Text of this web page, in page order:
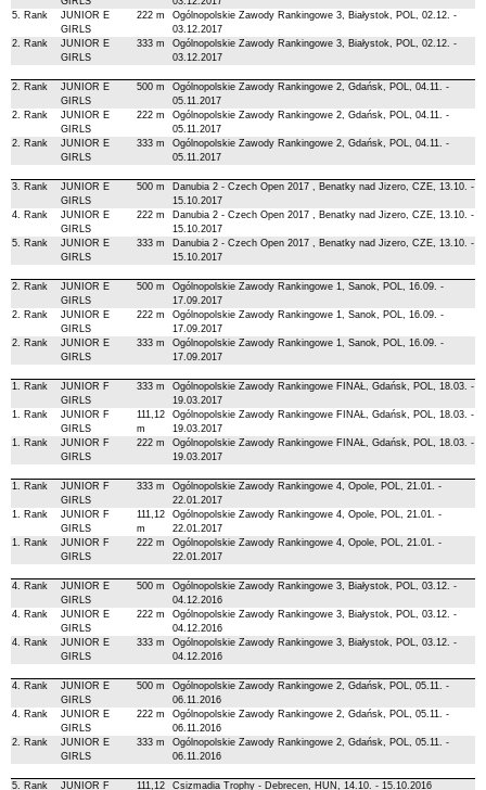
5. Rank
JUNIOR E
GIRLS
222 m
Ogólnopolskie Zawody Rankingowe 3, Białystok, POL, 02.12. -
03.12.2017
2. Rank
JUNIOR E
GIRLS
333 m
Ogólnopolskie Zawody Rankingowe 3, Białystok, POL, 02.12. -
03.12.2017
2. Rank
JUNIOR E
GIRLS
500 m
Ogólnopolskie Zawody Rankingowe 2, Gdańsk, POL, 04.11. -
05.11.2017
2. Rank
JUNIOR E
GIRLS
222 m
Ogólnopolskie Zawody Rankingowe 2, Gdańsk, POL, 04.11. -
05.11.2017
2. Rank
JUNIOR E
GIRLS
333 m
Ogólnopolskie Zawody Rankingowe 2, Gdańsk, POL, 04.11. -
05.11.2017
3. Rank
JUNIOR E
GIRLS
500 m
Danubia 2 - Czech Open 2017 , Benatky nad Jizero, CZE, 13.10. -
15.10.2017
4. Rank
JUNIOR E
GIRLS
222 m
Danubia 2 - Czech Open 2017 , Benatky nad Jizero, CZE, 13.10. -
15.10.2017
5. Rank
JUNIOR E
GIRLS
333 m
Danubia 2 - Czech Open 2017 , Benatky nad Jizero, CZE, 13.10. -
15.10.2017
2. Rank
JUNIOR E
GIRLS
500 m
Ogólnopolskie Zawody Rankingowe 1, Sanok, POL, 16.09. -
17.09.2017
2. Rank
JUNIOR E
GIRLS
222 m
Ogólnopolskie Zawody Rankingowe 1, Sanok, POL, 16.09. -
17.09.2017
2. Rank
JUNIOR E
GIRLS
333 m
Ogólnopolskie Zawody Rankingowe 1, Sanok, POL, 16.09. -
17.09.2017
1. Rank
JUNIOR F
GIRLS
333 m
Ogólnopolskie Zawody Rankingowe FINAŁ, Gdańsk, POL, 18.03. -
19.03.2017
1. Rank
JUNIOR F
GIRLS
111,12
m
Ogólnopolskie Zawody Rankingowe FINAŁ, Gdańsk, POL, 18.03. -
19.03.2017
1. Rank
JUNIOR F
GIRLS
222 m
Ogólnopolskie Zawody Rankingowe FINAŁ, Gdańsk, POL, 18.03. -
19.03.2017
1. Rank
JUNIOR F
GIRLS
333 m
Ogólnopolskie Zawody Rankingowe 4, Opole, POL, 21.01. -
22.01.2017
1. Rank
JUNIOR F
GIRLS
111,12
m
Ogólnopolskie Zawody Rankingowe 4, Opole, POL, 21.01. -
22.01.2017
1. Rank
JUNIOR F
GIRLS
222 m
Ogólnopolskie Zawody Rankingowe 4, Opole, POL, 21.01. -
22.01.2017
4. Rank
JUNIOR E
GIRLS
500 m
Ogólnopolskie Zawody Rankingowe 3, Białystok, POL, 03.12. -
04.12.2016
4. Rank
JUNIOR E
GIRLS
222 m
Ogólnopolskie Zawody Rankingowe 3, Białystok, POL, 03.12. -
04.12.2016
4. Rank
JUNIOR E
GIRLS
333 m
Ogólnopolskie Zawody Rankingowe 3, Białystok, POL, 03.12. -
04.12.2016
4. Rank
JUNIOR E
GIRLS
500 m
Ogólnopolskie Zawody Rankingowe 2, Gdańsk, POL, 05.11. -
06.11.2016
4. Rank
JUNIOR E
GIRLS
222 m
Ogólnopolskie Zawody Rankingowe 2, Gdańsk, POL, 05.11. -
06.11.2016
2. Rank
JUNIOR E
GIRLS
333 m
Ogólnopolskie Zawody Rankingowe 2, Gdańsk, POL, 05.11. -
06.11.2016
5. Rank
JUNIOR F
111,12
Csizmadia Trophy - Debrecen, HUN, 14.10. - 15.10.2016